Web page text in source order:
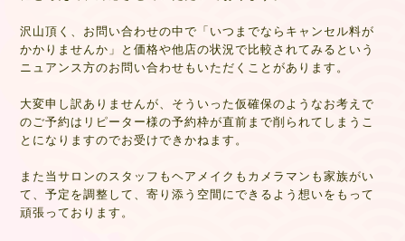
沢山頂く、お問い合わせの中で「いつまでならキャンセル料が
かかりませんか」と価格や他店の状況で比較されてみるという
ニュアンス方のお問い合わせもいただくことがあります。
大変申し訳ありませんが、そういった仮確保のようなお考えで
のご予約はリピーター様の予約枠が直前まで削られてしまうこ
とになりますのでお受けできかねます。
また当サロンのスタッフもヘアメイクもカメラマンも家族がい
て、予定を調整して、寄り添う空間にできるよう想いをもって
頑張っております。